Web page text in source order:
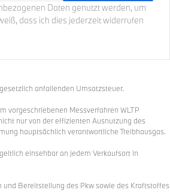
Daten genutzt werden, um
dass ich dies jederzeit widerrufen
anfallenden Umsatzsteuer.
vorgeschriebenen Messverfahren WLTP
nur von der effizienten Ausnutzung des
hauptsächlich verantwortliche Treibhausgas.
einsehbar an jedem Verkaufsort in
Bereitstellung des Pkw sowie des Kraftstoffes